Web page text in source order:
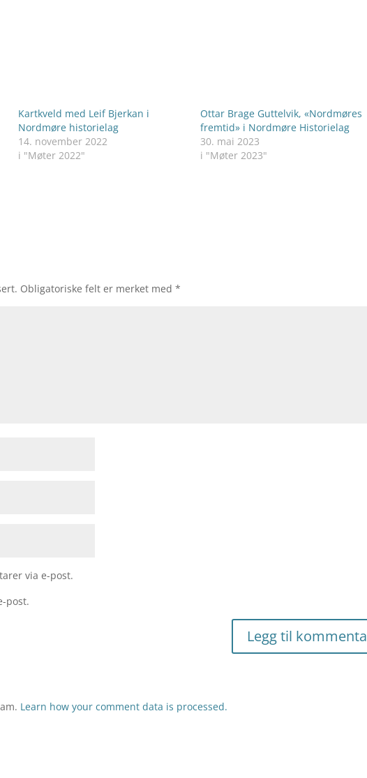
Kartkveld med Leif Bjerkan i
Nordmøre historielag
14. november 2022
i "Møter 2022"
Ottar Brage Guttelvik, «Nordmøres
fremtid» i Nordmøre Historielag
30. mai 2023
i "Møter 2023"
Obligatoriske felt er merket med*
via e-post.
post.
Learn how your comment data is processed.